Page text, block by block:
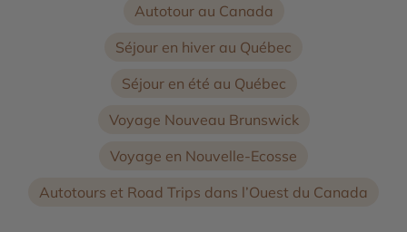
Autotour au Canada
Séjour en hiver au Québec
Séjour en été au Québec
Voyage Nouveau Brunswick
Voyage en Nouvelle-Ecosse
Autotours et Road Trips dans l’Ouest du Canada